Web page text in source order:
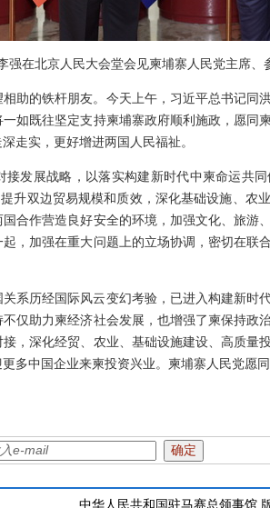
强在北京人民大会堂会见柬埔寨人民党主席、
助的铁杆朋友。今天上午，习近平总书记同
如既往坚定支持柬埔寨政府顺利施政，愿同
走实，更好增进两国人民福祉。
发展战略，以落实构建新时代中柬命运共
升双边贸易规模和质效，深化基础设施、农
合作营造良好安全的环境，加强文化、旅
，加强在重大问题上的立场协调，密切在联
系历经国际风云变幻考验，已进入构建新时
仅助力柬经济社会发展，也增强了柬保持政
，深化经贸、农业、基础设施建设、高质量
多中国企业来柬投资兴业。柬埔寨人民党愿
中华人民共和国驻马赛总领事馆